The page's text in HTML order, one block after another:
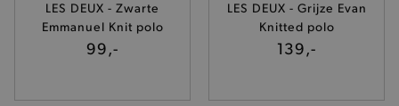
LES DEUX - Zwarte
Emmanuel Knit polo
99,-
LES DEUX - Grijze Evan
Knitted polo
139,-